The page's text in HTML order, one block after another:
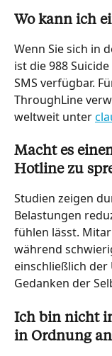
Wo kann ich
Wenn Sie sich in
ist die 988
SMS verfügbar.
ThroughLine
weltweit unter
Macht es
Hotline zu
Studien zeigen
Belastungen
fühlen lässt.
während
einschließlich
Gedanken der
Ich bin nicht
in Ordnung